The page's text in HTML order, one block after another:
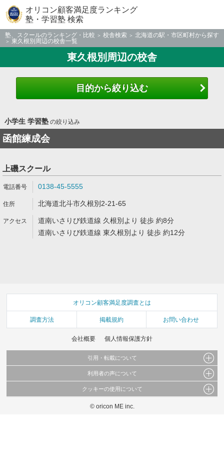
オリコン顧客満足度ランキング
塾・学習塾 検索
塾、スクールのランキング・比較 校舎検索
北海道の駅・市区町村から探す
東久根別周辺の校舎一覧
東久根別周辺の校舎
目的から絞り込む
小学生 学習塾の絞り込み
函館練成会
上磯スクール
0138-45-5555
北海道北斗市久根別2-21-65
道南いさりび鉄道線 久根別より 徒歩 約8分
道南いさりび鉄道線 東久根別より 徒歩 約12分
オリコン顧客満足度調査とは
調査方法 掲載規約 お問い合わせ
会社概要 個人情報保護方針
引用・転載について
当サイトで公開されている情報（文字、写真、イラスト、画像データ等）及びこれらの配
これらの情報を権利者の許可なく無断転載・複製などの二次利用を行うことは固く禁じて
利用者の声について
当サイトに掲載している内容はすべてサービスの利用者が提出された見解・感想です。
弊社の見解・ 意見ではないことをご理解いただいた上でご覧ください。
クッキーの使用について
このサイトでは Cookie を使用して、ユーザーに合わせたコンテンツや広告の表示、ソー
© oricon ME inc.